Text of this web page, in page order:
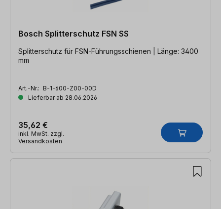
Bosch Splitterschutz FSN SS
Splitterschutz für FSN-Führungsschienen | Länge: 3400
mm
Art.-Nr.: B-1-600-Z00-00D
Lieferbar ab 28.06.2026
35,62 €
inkl. MwSt. zzgl.
Versandkosten